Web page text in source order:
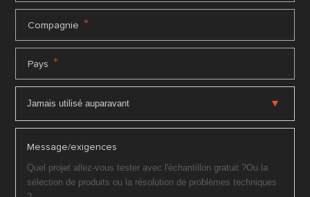
Compagnie *
Pays *
Message/exigences